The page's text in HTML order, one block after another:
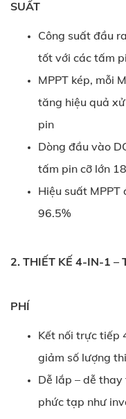
SUẤT
Công suất đầu
tốt với các tấm
MPPT kép, mỗi
tăng hiệu quả
pin
Dòng đầu vào
tấm pin cỡ lớn
Hiệu suất MPPT
96.5%
2. THIẾT KẾ 4-IN-1 –
PHÍ
Kết nối trực tiếp
giảm số lượng
Dễ lắp – dễ
phức tạp như